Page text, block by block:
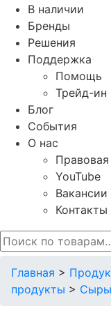
В наличии
Бренды
Решения
Поддержка
Помощь
Трейд-ин
Блог
События
О нас
YouTube
Вакансии
Контакты
Искать:
Главная >
продукты > Сыры